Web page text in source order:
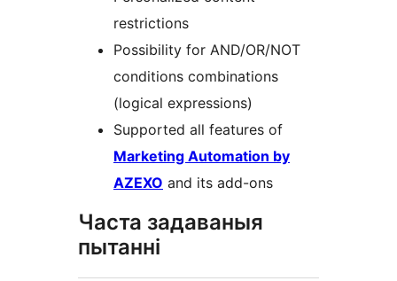
restrictions
Possibility for AND/OR/NOT
conditions combinations
(logical expressions)
Supported all features of
Marketing Automation by
AZEXO and its add-ons
Часта задаваныя
пытанні